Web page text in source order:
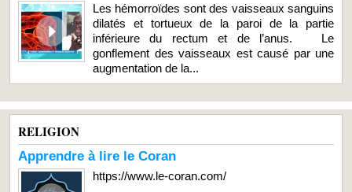
Les hémorroïdes sont des vaisseaux sanguins
dilatés et tortueux de la paroi de la partie
inférieure du rectum et de l’anus. Le
gonflement des vaisseaux est causé par une
augmentation de la...
RELIGION
Apprendre à lire le Coran
https://www.le-coran.com/